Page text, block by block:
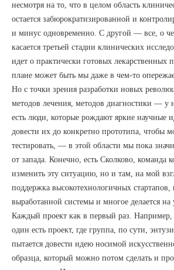
несмотря на то, что в целом область
остается забюрократизированной и
и минус одновременно. С другой — все, о
касается третьей стадии клинических
идет о практически готовых лекарственных
плане может быть мы даже в чем-то
Но с точки зрения разработки новых
методов лечения, методов диагностики — у
есть люди, которые рождают яркие научные
довести их до конкретно прототипа, чтобы
тестировать, — в этой области мы пока
от запада. Конечно, есть Сколково, команда
изменить эту ситуацию, но и там, на мой
поддержка высокотехнологичных стартапов,
выработанной системы и многое делается
Каждый проект как в первый раз. Например,
один есть проект, где группа, по сути,
пытается довести идею носимой
образца, который можно потом сделать и